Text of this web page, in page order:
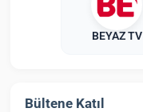
BEYAZ TV
Bültene Katıl